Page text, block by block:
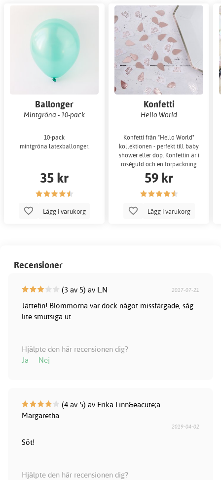
Ballonger
Mintgröna - 10-pack
10-pack
mintgröna latexballonger.
35 kr
Lägg i varukorg
Konfetti
Hello World
Konfetti från "Hello World"
kollektionen - perfekt till baby
shower eller dop. Konfettin är i
roséguld och en förpackning
består
59 kr
Lägg i varukorg
Recensioner
(3 av 5) av L.N 2017-07-21
Jättefin! Blommorna var dock något missfärgade, såg
lite smutsiga ut
Hjälpte den här recensionen dig?
Ja
Nej
(4 av 5) av Erika Linn&eacute;a
Margaretha
2019-04-02
Söt!
Hjälpte den här recensionen dig?